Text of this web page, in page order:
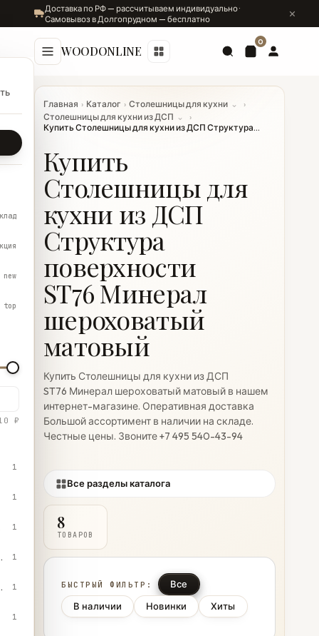
Доставка по РФ — рассчитываем индивидуально ·
Самовывоз в Долгопрудном — бесплатно
WOODONLINE
0
Главная › Каталог › Столешницы для кухни ⌄
›
Столешницы для кухни из ДСП ⌄
›
Купить Столешницы для кухни из ДСП Структура...
Купить
Столешницы для
кухни из ДСП
Структура
поверхности
ST76 Минерал
шероховатый
матовый
Купить Столешницы для кухни из ДСП
ST76 Минерал шероховатый матовый в нашем
интернет-магазине. Оперативная доставка
Большой ассортимент в наличии на складе.
Честные цены. Звоните +7 495 540-43-94
Все разделы каталога
8
ТОВАРОВ
БЫСТРЫЙ ФИЛЬТР:
Все
В наличии
Новинки Хиты
new
top
₽
1
1
1
терра 1
сплошной 1
1